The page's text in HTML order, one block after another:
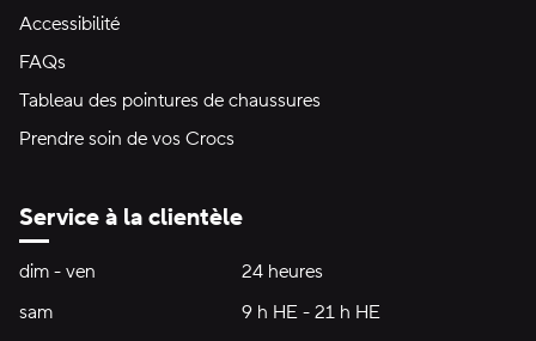
Accessibilité
FAQs
Tableau des pointures de chaussures
Prendre soin de vos Crocs
Service à la clientèle
Heures d'ouverture:
dim - ven dimanche à vendredi24 heures24 heures
sam
9 h HE - 21 h HE9 h HE - 21 h HE